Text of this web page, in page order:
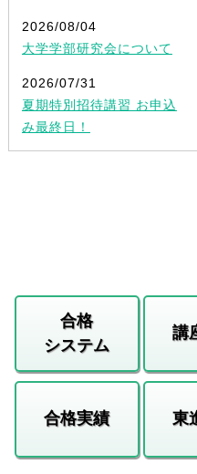
2026/08/04
大学学部研究会について
2026/07/31
夏期特別招待講習 お申込
み最終日！
合格
システム
講
合格実績 東